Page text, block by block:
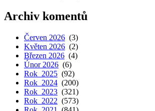
Archiv komentů
Červen 2026 (3)
Květen 2026 (2)
Březen 2026 (4)
Únor 2026 (6)
Rok 2025 (92)
Rok 2024 (200)
Rok 2023 (321)
Rok 2022 (573)